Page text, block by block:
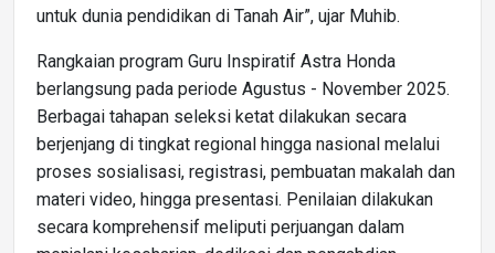
untuk dunia pendidikan di Tanah Air”, ujar Muhib.
Rangkaian program Guru Inspiratif Astra Honda
berlangsung pada periode Agustus - November 2025.
Berbagai tahapan seleksi ketat dilakukan secara
berjenjang di tingkat regional hingga nasional melalui
proses sosialisasi, registrasi, pembuatan makalah dan
materi video, hingga presentasi. Penilaian dilakukan
secara komprehensif meliputi perjuangan dalam